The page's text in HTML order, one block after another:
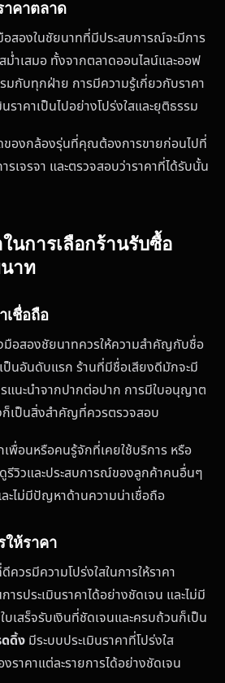
าคาตลาด
สองในชัยนาทที่มีประสบการณ์จะมีการ
ำเสมอ ทั้งจากตลาดออนไลน์และออฟ
มกับทุกฝ่าย การมีความรู้เกี่ยวกับราคา
ราคาเป็นไปอย่างโปร่งใสและยุติธรรม
องกล้องรุ่นที่คุณต้องการขายก่อนไปที่
รเจรจา และตรวจสอบว่าราคาที่ได้รับนั้น
นการเลือกร้านรับซื้อ
าท
เชื่อถือ
มือสองชัยนาทควรให้ความสำคัญกับชื่อ
ป็นอันดับแรก ร้านที่มีชื่อเสียงดีมักจะมี
รแนะนำจากปากต่อปาก การมีใบอนุญาต
เป็นสิ่งสำคัญที่ควรตรวจสอบ
พื่อนหรือคนรู้จักที่เคยใช้บริการ หรือ
รีวิวและประสบการณ์ของลูกค้าคนอื่นๆ
ะไม่มีปัญหาด้านความน่าเชื่อถือ
ให้ราคา
วรมีความโปร่งใสในการให้ราคา
รประเมินราคาได้อย่างชัดเจน และไม่มี
เสร็จรับเงินที่ชัดเจนและครบถ้วนก็เป็น
ดดิ้ง มีระบบประเมินราคาที่โปร่งใส
ราคาแต่ละรายการได้อย่างชัดเจน